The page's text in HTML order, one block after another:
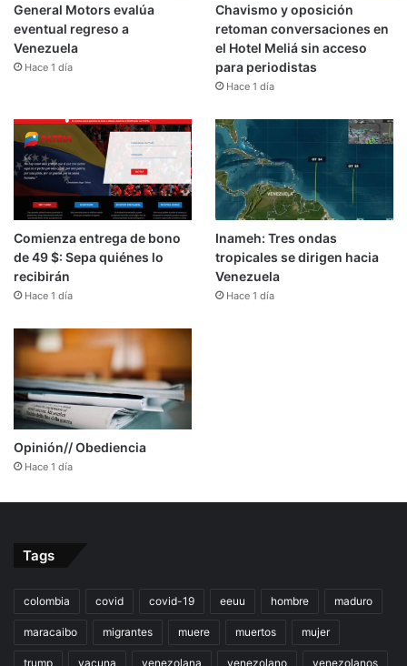
General Motors evalúa
eventual regreso a
Venezuela
Hace 1 día
Chavismo y oposición
retoman conversaciones en
el Hotel Meliá sin acceso
para periodistas
Hace 1 día
Comienza entrega de bono
de 49 $: Sepa quiénes lo
recibirán
Hace 1 día
Inameh: Tres ondas
tropicales se dirigen hacia
Venezuela
Hace 1 día
Opinión// Obediencia
Hace 1 día
Tags
colombia covid covid-19 eeuu hombre maduro
maracaibo migrantes muere muertos mujer
trump vacuna venezolana venezolano venezolanos